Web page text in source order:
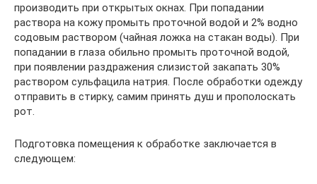
производить при открытых окнах. При попадании
раствора на кожу промыть проточной водой и 2% водно
содовым раствором (чайная ложка на стакан воды). При
попадании в глаза обильно промыть проточной водой,
при появлении раздражения слизистой закапать 30%
раствором сульфацила натрия. После обработки одежду
отправить в стирку, самим принять душ и прополоскать
рот.
Подготовка помещения к обработке заключается в
следующем: